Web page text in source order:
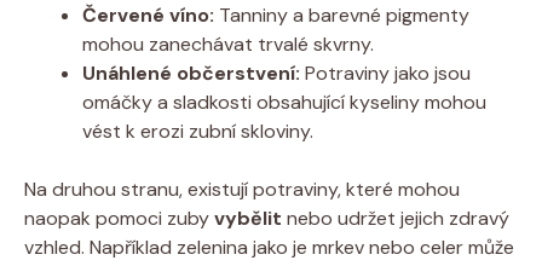
Červené víno: Tanniny a barevné pigmenty
mohou zanechávat trvalé skvrny.
Unáhlené občerstvení: Potraviny jako jsou
omáčky a sladkosti obsahující kyseliny mohou
vést k erozi zubní skloviny.
Na druhou stranu, existují potraviny, které mohou
naopak pomoci zubyvybělit nebo udržet jejich zdravý
vzhled. Například zelenina jako je mrkev nebo celer může